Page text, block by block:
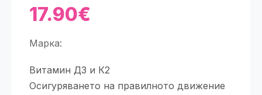
17.90€
Марка:
Витамин Д3 и К2
Осигуряването на правилното движение